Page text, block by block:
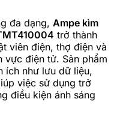
đa dạng, Ampe kìm
trở thành
viên điện, thợ điện và
vực điện tử. Sản phẩm
ích như lưu dữ liệu,
việc sử dụng trở
điều kiện ánh sáng